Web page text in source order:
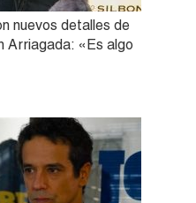
nuevos detalles de
Arriagada: «Es algo